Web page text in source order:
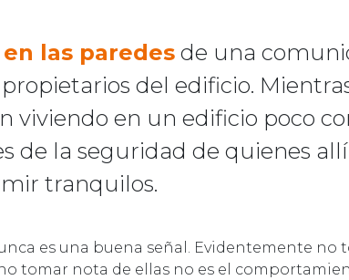
las paredes de una
del edificio.
viviendo en un edificio poco
de la seguridad de quienes
tranquilos.
es una buena señal. Evidentemente no
tomar nota de ellas no es el